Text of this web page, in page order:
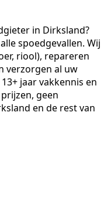
in Dirksland?
spoedgevallen. Wij
riool), repareren
verzorgen al uw
jaar vakkennis en
geen
en de rest van